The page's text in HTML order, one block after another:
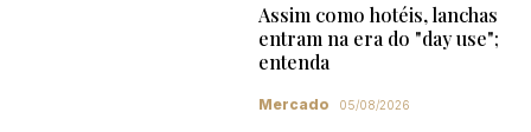
Assim como hotéis, lanchas
entram na era do "day use";
entenda
Mercado 05/08/2026